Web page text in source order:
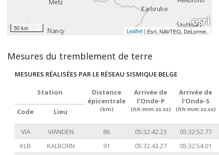
50 km Leaflet | Esri, NAVTEQ, DeLorme,
Mesures du tremblement de terre
MESURES RÉALISÉES PAR LE RÉSEAU SISMIQUE BELGE
Station
Distance
épicentrale
(km)
Arrivée de
l'Onde-P
(hh:mm:ss.ss)
Arrivée de
l'Onde-S
(hh:mm:ss.ss)
Code Lieu
VIA VIANDEN 86 05:32:42.23
05:32:52.77
KLB
KALBORN 91 05:32:43.27
05:32:54.01